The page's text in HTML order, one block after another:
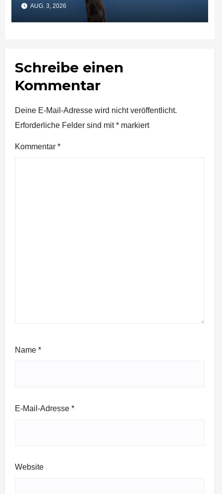
AUG. 3, 2026
Schreibe einen
Kommentar
Deine E-Mail-Adresse wird nicht veröffentlicht.
Erforderliche Felder sind mit* markiert
Kommentar *
Name *
E-Mail-Adresse *
Website